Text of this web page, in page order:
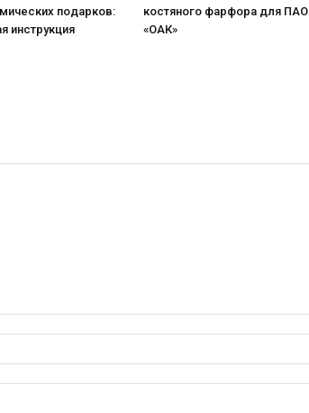
подарков:
инструкция
костяного фарфора для ПАО
«ОАК»